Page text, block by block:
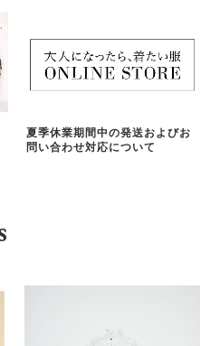
夏季休業期間中の発送およびお
問い合わせ対応について